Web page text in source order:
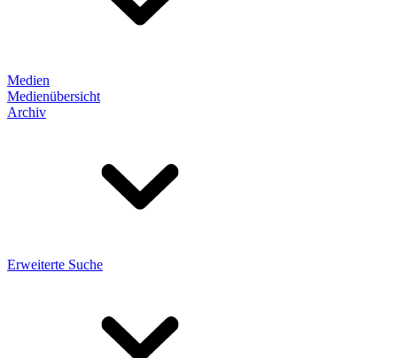
Medien
Medienübersicht
Archiv
Erweiterte Suche